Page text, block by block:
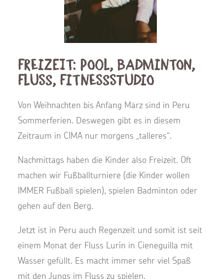
Freizeit: Pool, Badminton,
Fluss, Fitnessstudio
Von Weihnachten bis Anfang März sind in Peru
Sommerferien. Deswegen gibt es in diesem
Zeitraum in CIMA nur morgens „talleres“.
Nachmittags haben die Kinder also Freizeit. Oft
machen wir Fußballturniere (die Kinder wollen
IMMER Fußball spielen), spielen Badminton oder
gehen auf den Berg.
Jetzt ist in Peru auch Regenzeit und somit ist seit
einem Monat der Fluss Lurín in Cieneguilla mit
Wasser gefüllt. Es macht immer sehr viel Spaß
mit den Jungs im Fluss zu spielen.